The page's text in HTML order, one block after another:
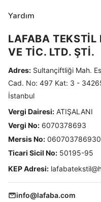
Yardım
LAFABA TEKSTİL
VE TİC. LTD. ŞTİ.
Adres: Sultançiftliği Mah.
Cad. No: 497 Kat: 3 -
İstanbul
Vergi Dairesi: ATIŞALANI
Vergi No: 6070378693
Mersis No:
Ticari Sicil No: 50195-95
KEP Adresi:
info@lafaba.com